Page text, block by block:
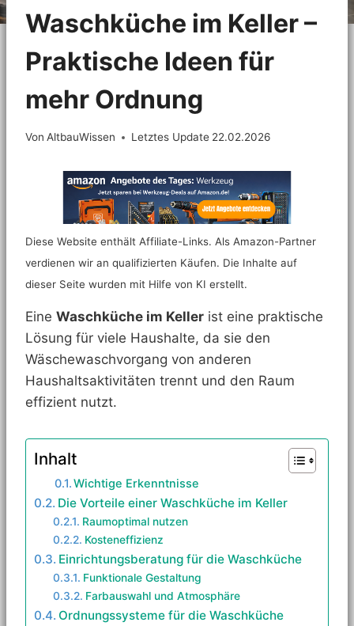
Waschküche im Keller –
Praktische Ideen für
mehr Ordnung
Von AltbauWissen Letztes Update 22.02.2026
Diese Website enthält Affiliate-Links. Als Amazon-Partner
verdienen wir an qualifizierten Käufen. Die Inhalte auf
dieser Seite wurden mit Hilfe von KI erstellt.
Eine Waschküche im Keller ist eine praktische
Lösung für viele Haushalte, da sie den
Wäschewaschvorgang von anderen
Haushaltsaktivitäten trennt und den Raum
effizient nutzt.
Inhalt
Wichtige Erkenntnisse
Die Vorteile einer Waschküche im Keller
Raumoptimal nutzen
Kosteneffizienz
Einrichtungsberatung für die Waschküche
Funktionale Gestaltung
Farbauswahl und Atmosphäre
Ordnungssysteme für die Waschküche